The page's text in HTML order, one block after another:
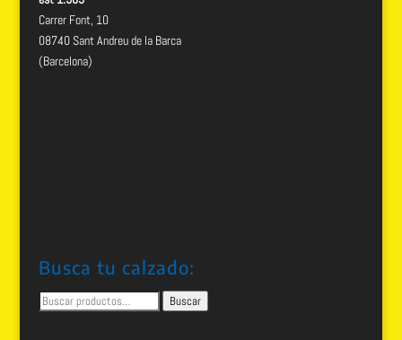
Carrer Font, 10
08740 Sant Andreu de la Barca
(Barcelona)
Busca tu calzado:
Buscar
por:
Buscar